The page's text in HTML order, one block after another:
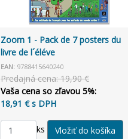
Zoom 1 - Pack de 7 posters du
livre de l´éléve
EAN: 9788415640240
Predajná cena: 19,90 €
Vaša cena so zľavou 5%:
18,91 € s DPH
ks